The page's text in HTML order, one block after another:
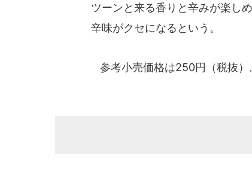
ツーンと来る香りと辛みが楽し
辛味がクセになるという。
参考小売価格は250円（税抜）